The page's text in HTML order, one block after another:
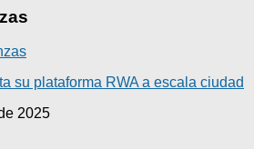
su plataforma RWA a escala ciudad
2025